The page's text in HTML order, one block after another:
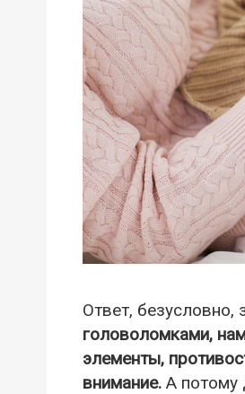
Ответ, безусловно,
головоломками,
элементы,
внимание. А потому